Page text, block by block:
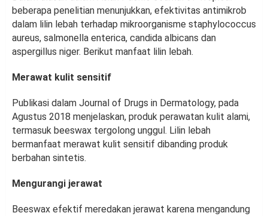
beberapa penelitian menunjukkan, efektivitas antimikrob
dalam lilin lebah terhadap mikroorganisme staphylococcus
aureus, salmonella enterica, candida albicans dan
aspergillus niger. Berikut manfaat lilin lebah.
Merawat kulit sensitif
Publikasi dalam Journal of Drugs in Dermatology, pada
Agustus 2018 menjelaskan, produk perawatan kulit alami,
termasuk beeswax tergolong unggul. Lilin lebah
bermanfaat merawat kulit sensitif dibanding produk
berbahan sintetis.
Mengurangi jerawat
Beeswax efektif meredakan jerawat karena mengandung